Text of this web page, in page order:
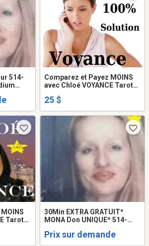
514-
Comparez et Payez MOINS
avec Chloé VOYANCE Tarot
TEL: 514-969-2563
25 $
Tarot
30Min EXTRA GRATUIT*
MONA Don UNIQUE* 514-
Tarot PSYCHIC TALISMAN
Prix sur demande